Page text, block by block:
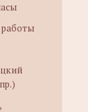
работы